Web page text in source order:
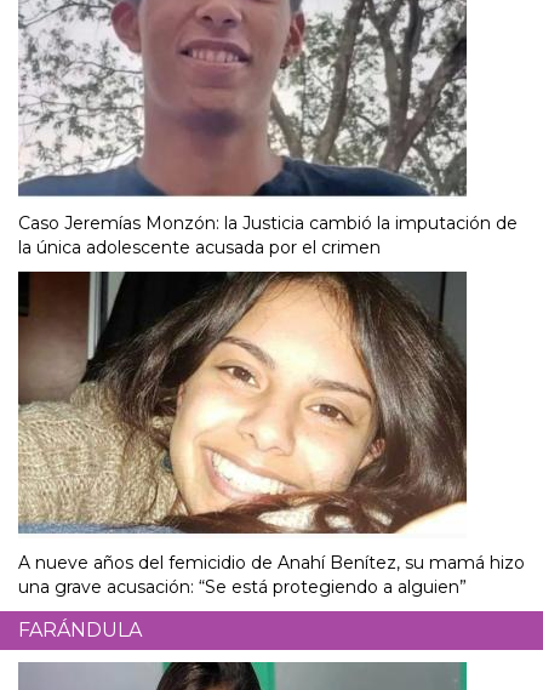
Caso Jeremías Monzón: la Justicia cambió la imputación de
la única adolescente acusada por el crimen
A nueve años del femicidio de Anahí Benítez, su mamá hizo
una grave acusación: “Se está protegiendo a alguien”
FARÁNDULA